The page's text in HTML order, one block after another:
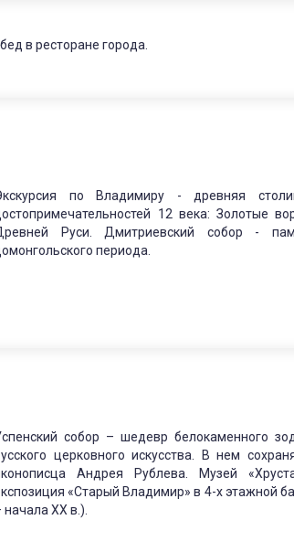
в ресторане города.
по Владимиру - древняя
12 века: Золотые
Руси. Дмитриевский собор -
периода.
собор – шедевр белокаменного
церковного искусства. В нем
Андрея Рублева. Музей
«Старый Владимир» в 4-х этажной
начала XX в.).